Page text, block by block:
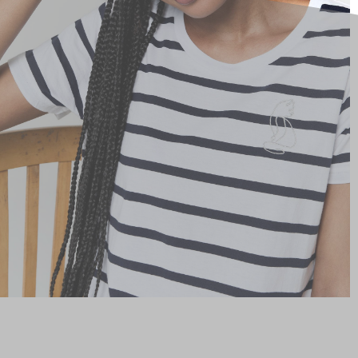
promotion) Livraison rapideen 2 jours* et offerte à domicile
Point Relais
dès 99€*